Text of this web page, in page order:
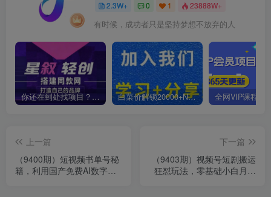
2.3W+ 0 1 23888W+
有时候，成功者只是坚持梦想不放弃的人
你还在到处找项目？还在当韭菜？我靠卖项目一个月收入5万+，曾经我也是个失败者。 白菜价解锁20000+N个赚钱机会，加入星叙轻创会员，全站资源免费学习。
上一篇
（9400期）短视频书单号秘
籍，利用国产免费AI数字
下一篇
（9403期）视频号短剧搬运
狂怼玩法，零基础小白月入